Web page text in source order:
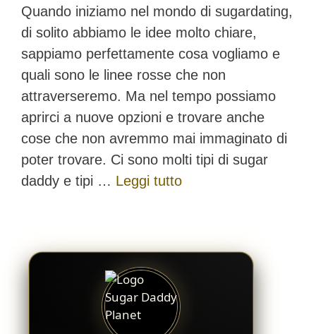
Quando iniziamo nel mondo di sugardating,
di solito abbiamo le idee molto chiare,
sappiamo perfettamente cosa vogliamo e
quali sono le linee rosse che non
attraverseremo. Ma nel tempo possiamo
aprirci a nuove opzioni e trovare anche
cose che non avremmo mai immaginato di
poter trovare. Ci sono molti tipi di sugar
daddy e tipi … Leggi tutto